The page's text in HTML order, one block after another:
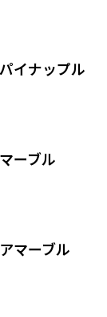
イナップル
ーブル
マーブル